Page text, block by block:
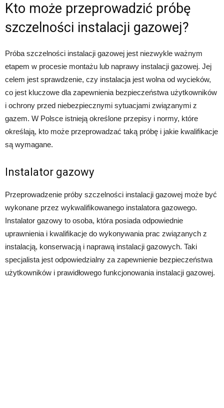
Kto może przeprowadzić próbę
szczelności instalacji gazowej?
Próba szczelności instalacji gazowej jest niezwykle ważnym
etapem w procesie montażu lub naprawy instalacji gazowej. Jej
celem jest sprawdzenie, czy instalacja jest wolna od wycieków,
co jest kluczowe dla zapewnienia bezpieczeństwa użytkowników
i ochrony przed niebezpiecznymi sytuacjami związanymi z
gazem. W Polsce istnieją określone przepisy i normy, które
określają, kto może przeprowadzać taką próbę i jakie kwalifikacje
są wymagane.
Instalator gazowy
Przeprowadzenie próby szczelności instalacji gazowej może być
wykonane przez wykwalifikowanego instalatora gazowego.
Instalator gazowy to osoba, która posiada odpowiednie
uprawnienia i kwalifikacje do wykonywania prac związanych z
instalacją, konserwacją i naprawą instalacji gazowych. Taki
specjalista jest odpowiedzialny za zapewnienie bezpieczeństwa
użytkowników i prawidłowego funkcjonowania instalacji gazowej.